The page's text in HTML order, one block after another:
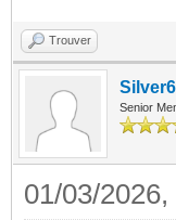
Trouver
Senior
01/03/